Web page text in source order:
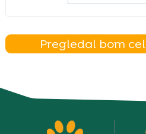
Pregledal bom